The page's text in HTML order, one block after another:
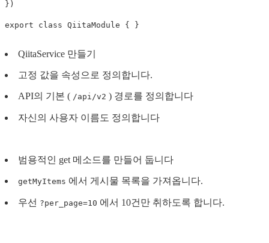
})
export class QiitaModule { }
QiitaService 만들기
고정 값을 속성으로 정의합니다.
API의 기본 ( /api/v2 ) 경로를 정의합니다
자신의 사용자 이름도 정의합니다
범용적인 get 메소드를 만들어 둡니다
getMyItems 에서 게시물 목록을 가져옵니다.
우선 ?per_page=10 에서 10건만 취하도록 합니다.